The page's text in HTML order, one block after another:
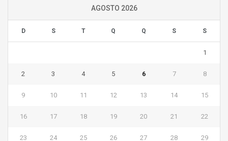
AGOSTO 2026
D S T Q Q S S
1
2 3 4 5 6 7 8
9 10 11 12 13 14 15
16 17 18 19 20 21 22
23 24 25 26 27 28 29